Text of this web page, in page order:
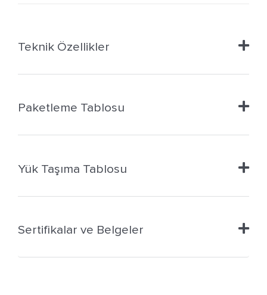
Teknik Özellikler
Paketleme Tablosu
Yük Taşıma Tablosu
Sertifikalar ve Belgeler